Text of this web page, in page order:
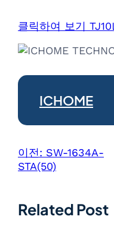
클릭하여 보기
ICHOME
이전: SW-1634A-
STA(50)
Related Post